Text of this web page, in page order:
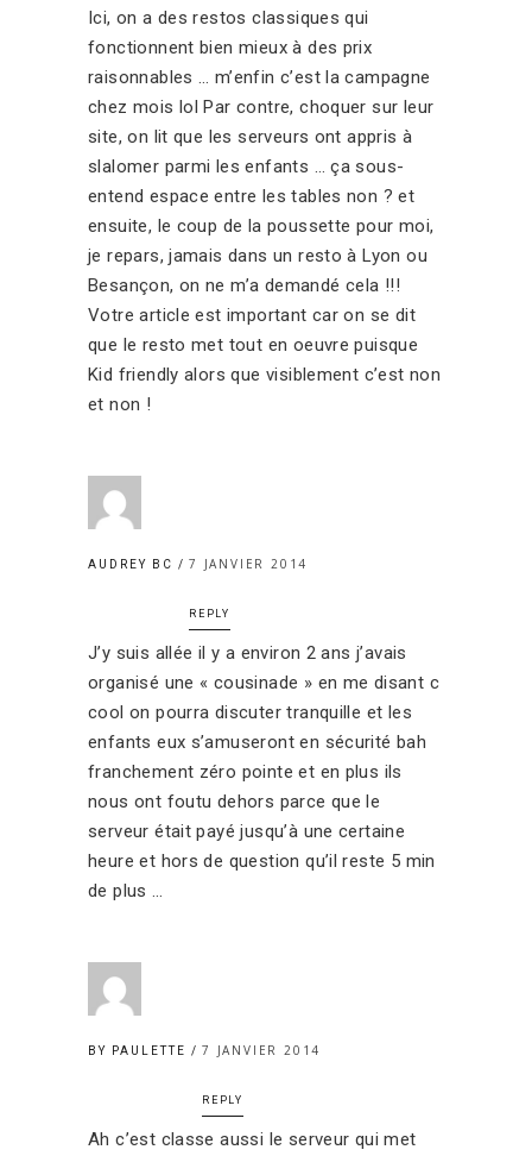
Ici, on a des restos classiques qui
fonctionnent bien mieux à des prix
raisonnables … m’enfin c’est la campagne
chez mois lol Par contre, choquer sur leur
site, on lit que les serveurs ont appris à
slalomer parmi les enfants … ça sous-
entend espace entre les tables non ? et
ensuite, le coup de la poussette pour moi,
je repars, jamais dans un resto à Lyon ou
Besançon, on ne m’a demandé cela !!!
Votre article est important car on se dit
que le resto met tout en oeuvre puisque
Kid friendly alors que visiblement c’est non
et non !
AUDREY BC 7 JANVIER 2014
REPLY
J’y suis allée il y a environ 2 ans j’avais
organisé une « cousinade » en me disant c
cool on pourra discuter tranquille et les
enfants eux s’amuseront en sécurité bah
franchement zéro pointe et en plus ils
nous ont foutu dehors parce que le
serveur était payé jusqu’à une certaine
heure et hors de question qu’il reste 5 min
de plus …
BY PAULETTE 7 JANVIER 2014
REPLY
Ah c’est classe aussi le serveur qui met